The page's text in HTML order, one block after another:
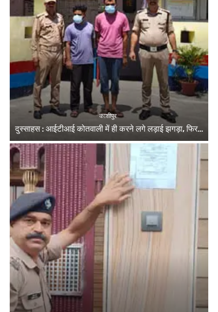
काशीपुर
दुस्साहस : आईटीआई कोतवाली में ही करने लगे लड़ाई झगड़ा, फिर…